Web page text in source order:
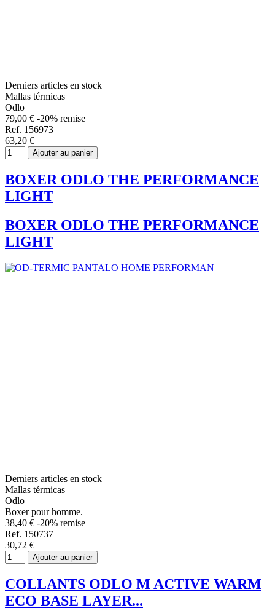
Derniers articles en stock
Mallas térmicas
Odlo
79,00 € -20% remise
Ref. 156973
63,20 €
Ajouter au panier
BOXER ODLO THE PERFORMANCE
LIGHT
BOXER ODLO THE PERFORMANCE
LIGHT
Derniers articles en stock
Mallas térmicas
Odlo
Boxer pour homme.
38,40 € -20% remise
Ref. 150737
30,72 €
Ajouter au panier
COLLANTS ODLO M ACTIVE WARM
ECO BASE LAYER...